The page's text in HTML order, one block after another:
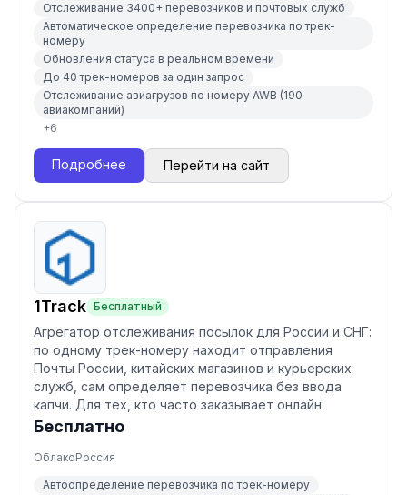
Отслеживание 3400+ перевозчиков и почтовых служб
Автоматическое определение перевозчика по трек-
номеру
Обновления статуса в реальном времени
До 40 трек-номеров за один запрос
Отслеживание авиагрузов по номеру AWB (190
авиакомпаний)
+6
Подробнее Перейти на сайт
1Track Бесплатный
Агрегатор отслеживания посылок для России и СНГ:
по одному трек-номеру находит отправления
Почты России, китайских магазинов и курьерских
служб, сам определяет перевозчика без ввода
капчи. Для тех, кто часто заказывает онлайн.
Бесплатно
ОблакоРоссия
Автоопределение перевозчика по трек-номеру